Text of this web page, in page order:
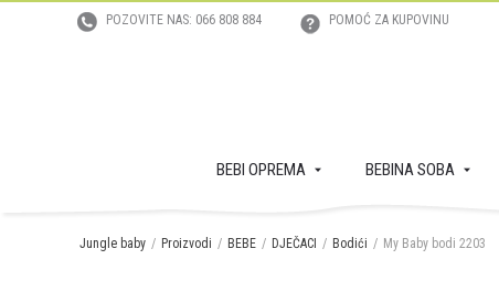
POZOVITE NAS: 066 808 884 POMOĆ ZA KUPOVINU
BEBI OPREMA BEBINA SOBA
Jungle baby Proizvodi BEBE DJEČACI Bodići My Baby bodi 2203